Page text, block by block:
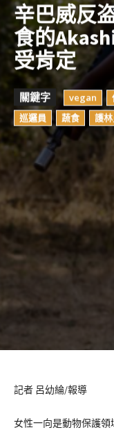
辛巴威反
食的
受肯定
關鍵字 vegan
巡邏員
蔬食 護
記者 呂幼綸/報導
女性一向是動物保護